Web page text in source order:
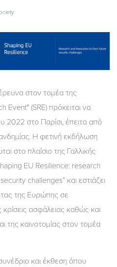
στον τομέα της
Event" (SRE) πρόκειται να
2022 στο Παρίσι, έπειτα από
Η φετινή εκδήλωση
στο πλαίσιο της Γαλλικής
EU Resilience: research
challenges” και εστιάζει
της Ευρώπης σε
ασφάλειας καθώς και
της καινοτομίας στον τομέα
και έκθεση όπου